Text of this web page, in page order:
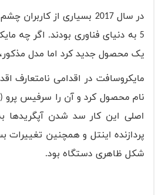
در سال 2017 بسیاری از
5 به دنیای فناوری بودند. اگر چه
یک محصول جدید کرد اما مدل مذکور،
مایکروسافت در اقدامی
نام محصول کرد و آن را سرفیس پرو (
اصلی این کار سد شدن آپگریدها
پردازنده اینتل و همچنین تغییرات
شکل ظاهری دستگاه بود.